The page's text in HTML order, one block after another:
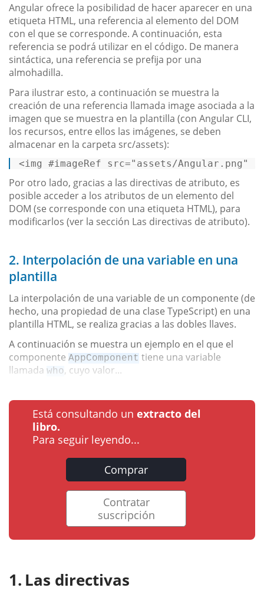
Angular ofrece la posibilidad de hacer aparecer en una
etiqueta HTML, una referencia al elemento del DOM
con el que se corresponde. A continuación, esta
referencia se podrá utilizar en el código. De manera
sintáctica, una referencia se prefija por una
almohadilla.
Para ilustrar esto, a continuación se muestra la
creación de una referencia llamada image asociada a la
imagen que se muestra en la plantilla (con Angular CLI,
los recursos, entre ellos las imágenes, se deben
almacenar en la carpeta src/assets):
<img #imageRef src="assets/Angular.png"
Por otro lado, gracias a las directivas de atributo, es
posible acceder a los atributos de un elemento del
DOM (se corresponde con una etiqueta HTML), para
modificarlos (ver la sección Las directivas de atributo).
2. Interpolación de una variable en una
plantilla
La interpolación de una variable de un componente (de
hecho, una propiedad de una clase TypeScript) en una
plantilla HTML, se realiza gracias a las dobles llaves.
A continuación se muestra un ejemplo en el que el
componente AppComponent tiene una variable
llamada who, cuyo valor...
Está consultando un extracto del
libro.
Para seguir leyendo...
Comprar
Contratar
suscripción
Las directivas